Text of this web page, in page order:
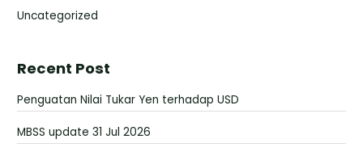
Uncategorized
Recent Post
Penguatan Nilai Tukar Yen terhadap USD
MBSS update 31 Jul 2026